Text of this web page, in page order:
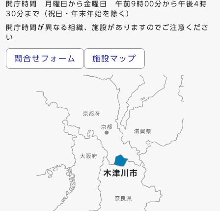
開庁時間 月曜日から金曜日 午前9時00分から午後4時
30分まで（祝日・年末年始を除く）
開庁時間が異なる組織、施設がありますのでご注意くださ
い
問合せフォーム 施設マップ